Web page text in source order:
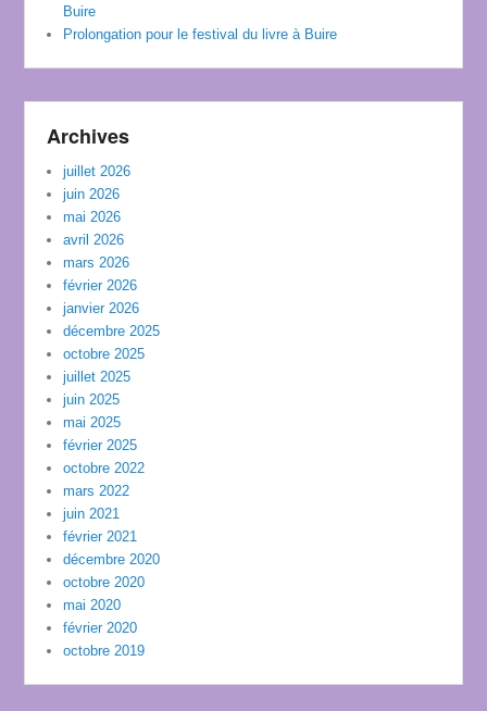
Buire
Prolongation pour le festival du livre à Buire
Archives
juillet 2026
juin 2026
mai 2026
avril 2026
mars 2026
février 2026
janvier 2026
décembre 2025
octobre 2025
juillet 2025
juin 2025
mai 2025
février 2025
octobre 2022
mars 2022
juin 2021
février 2021
décembre 2020
octobre 2020
mai 2020
février 2020
octobre 2019